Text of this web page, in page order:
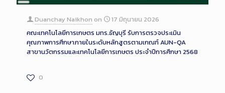
Long
Description
Duanchay Naikhon on
17 มิถุนายน 2026
คณะเทคโนโลยีการเกษตร มทร.ธัญบุรี รับการตรวจประเมิน
คุณภาพการศึกษาภายในระดับหลักสูตรตามเกณฑ์ AUN-QA
สาขานวัตกรรมและเทคโนโลยีการเกษตร ประจำปีการศึกษา 2568
0